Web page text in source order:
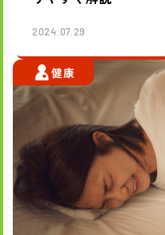
2024.07.29
健康